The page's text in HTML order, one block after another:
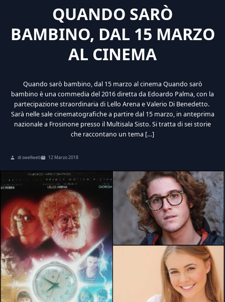
QUANDO SARÒ
BAMBINO, DAL 15 MARZO
AL CINEMA
Quando sarò bambino, dal 15 marzo al cinema Quando sarò
bambino è una commedia del 2016 diretta da Edoardo Palma, con la
partecipazione straordinaria di Lello Arena e Valerio Di Benedetto.
Sarà nelle sale cinematografiche a partire dal 15 marzo, in anteprima
nazionale a Frosinone presso il Multisala Sisto. Si tratta di sei storie
che raccontano un tema […]
di swellweb 12 Marzo 2018